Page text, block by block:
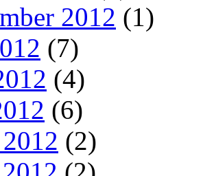
2012 (1)
(7)
(4)
(6)
(2)